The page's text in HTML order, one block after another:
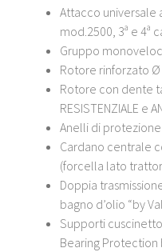
Attacco universale
mod.2500, 3ª e 4ª
Gruppo
Rotore rinforzato
Rotore con dente
RESISTENZIALE e
Anelli di
Cardano centrale
(forcella lato
Doppia
bagno d’olio “by
Supporti
Bearing Protection